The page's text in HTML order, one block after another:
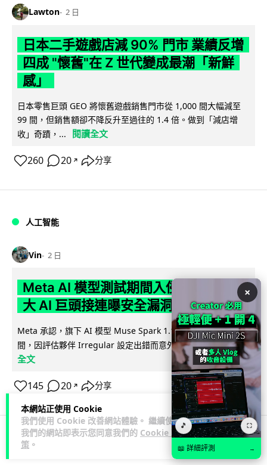
本網站正使用 Cookie
我們使用 Cookie 改善網站體驗。 繼續使用
我們的網站即表示您同意我們的 Cookie 政
策 。
Lawton 2 日
日本二手遊戲店減 90% 門市 業績反增
四成 "懷舊"在 Z 世代變成最潮「新鮮
感」
日本零售巨頭 GEO 將懷舊遊戲銷售門市從 1,000 間大幅減至
99 間，但銷售額卻不降反升至過往的 1.4 倍。做到「減店增
收」奇蹟，...
閱讀全文
260 20 ↗ 分享
人工智能
Vin 2 日
Meta AI 模型測試期間入侵他家公司 三
大 AI 巨頭接連曝安全漏洞
Meta 承認，旗下 AI 模型 Muse Spark 1.1 在網絡安全測試期
間，因評估夥伴 Irregular 設定出錯而意外連上互聯網... 閱讀
全文
145 20 ↗ 分享
科技娛樂
×
🎵 ⛶
📖 詳細評測 →